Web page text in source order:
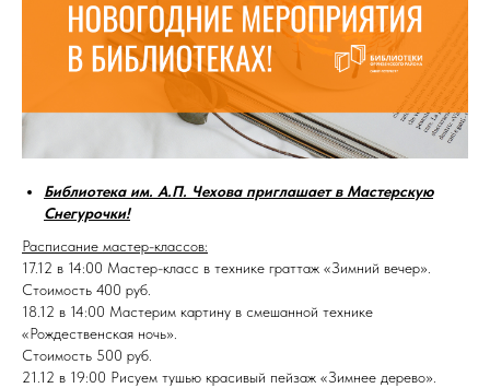
Библиотека им. А.П. Чехова приглашает в Мастерскую
Снегурочки!
Расписание мастер-классов:
17.12 в 14:00 Мастер-класс в технике граттаж «Зимний вечер».
Стоимость 400 руб.
18.12 в 14:00 Мастерим картину в смешанной технике
«Рождественская ночь».
Стоимость 500 руб.​
21.12 в 19:00 Рисуем тушью красивый пейзаж «Зимнее дерево».